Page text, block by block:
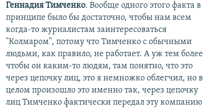
Геннадия Тимченко. Вообще одного этого факта в
принципе было бы достаточно, чтобы нам всем
когда-то журналистам заинтересоваться
"Колмаром", потому что Тимченко с обычными
людьми, как правило, не работает. А уж тем более
чтобы он каким-то людям, там понятно, что это
через цепочку лиц, это я немножко облегчил, но в
целом произошло это именно так, через цепочку
лиц Тимченко фактически передал эту компанию